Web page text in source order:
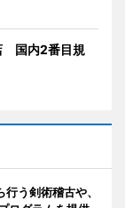
国内2番目規
う剣術稽古や、